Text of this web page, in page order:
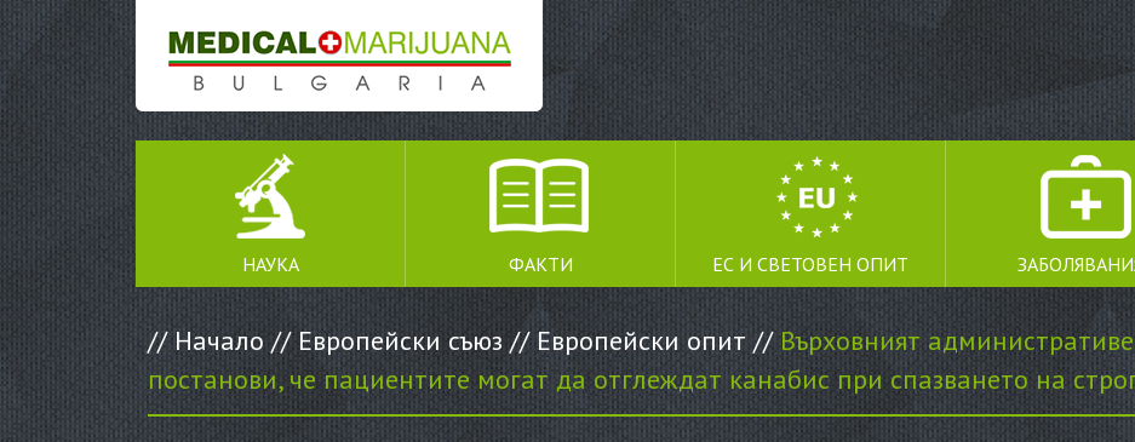
SKIP TO CONTENT
НАУКА ФАКТИ ЕС И СВЕТОВЕН ОПИТ
// Начало // Европейски съюз // Европейски опит // Върховният
постанови, че пациентите могат да отглеждат канабис при спазването на